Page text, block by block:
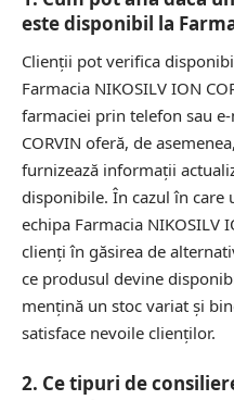
este disponibil la
Clienții pot verifica
Farmacia NIKOSILV ION
farmaciei prin telefon sau
CORVIN oferă, de
furnizează informații
disponibile. În cazul în care
echipa Farmacia NIKOSILV
clienți în găsirea de
ce produsul devine
mențină un stoc variat și
satisface nevoile clienților.
2. Ce tipuri de